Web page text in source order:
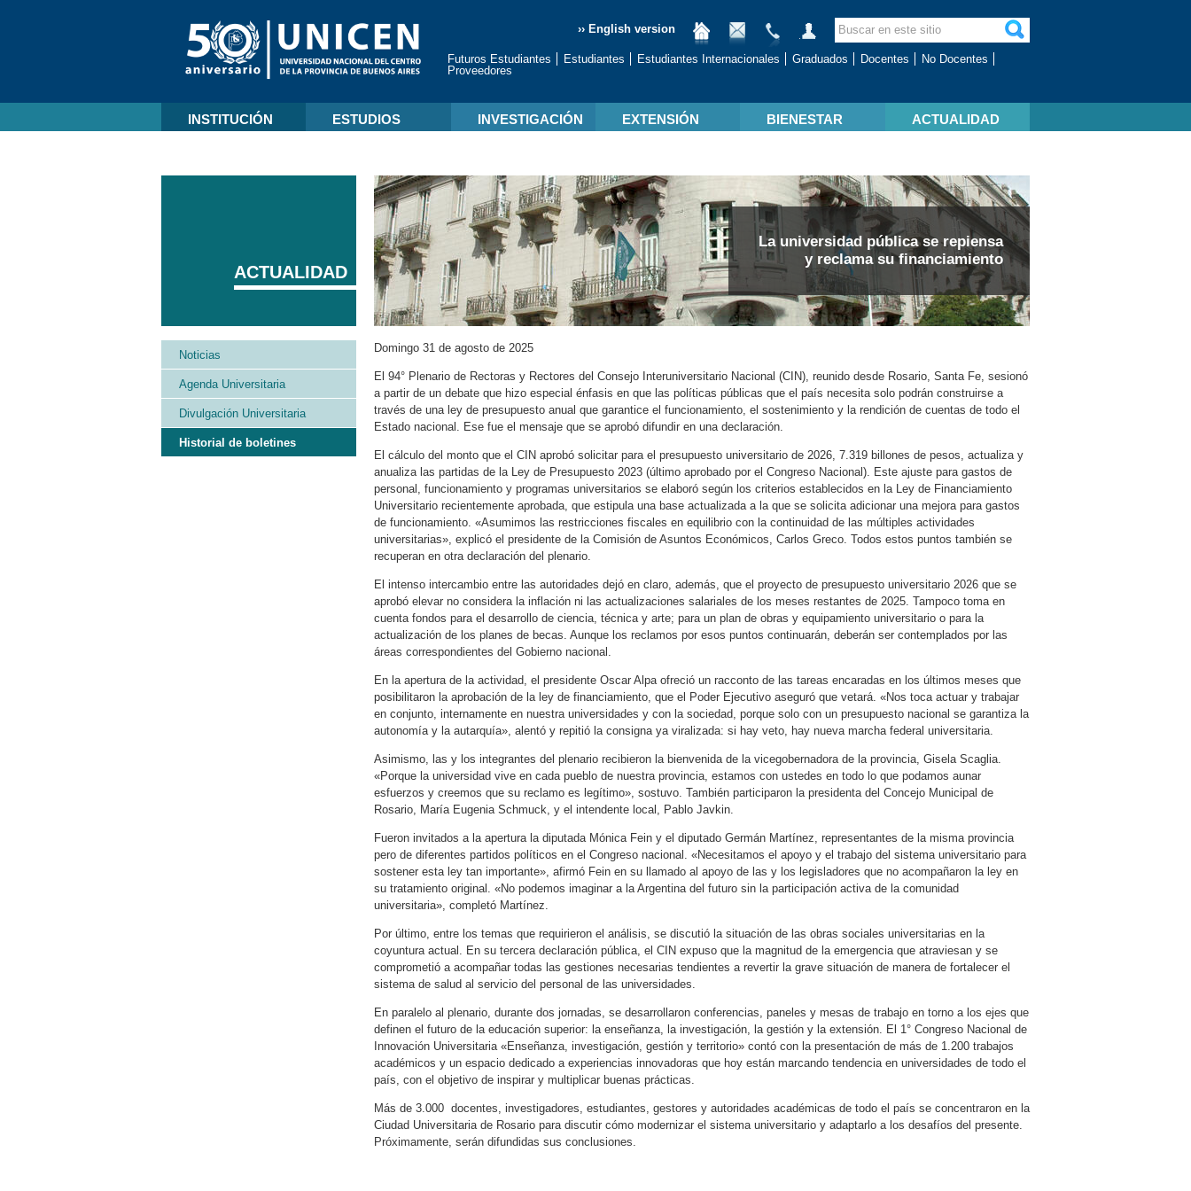
›› English version
Futuros Estudiantes Estudiantes Estudiantes Internacionales Graduados Docentes
No Docentes
Proveedores
INSTITUCIÓN ESTUDIOS INVESTIGACIÓN EXTENSIÓN BIENESTAR ACTUALIDAD
La universidad pública se repiensa
y reclama su financiamiento
Domingo 31 de agosto de 2025
El 94° Plenario de Rectoras y Rectores del Consejo Interuniversitario Nacional (CIN), reunido desde Rosario, Santa Fe, sesionó
a partir de un debate que hizo especial énfasis en que las políticas públicas que el país necesita solo podrán construirse a
través de una ley de presupuesto anual que garantice el funcionamiento, el sostenimiento y la rendición de cuentas de todo el
Estado nacional. Ese fue el mensaje que se aprobó difundir en una declaración.
El cálculo del monto que el CIN aprobó solicitar para el presupuesto universitario de 2026, 7.319 billones de pesos, actualiza y
anualiza las partidas de la Ley de Presupuesto 2023 (último aprobado por el Congreso Nacional). Este ajuste para gastos de
personal, funcionamiento y programas universitarios se elaboró según los criterios establecidos en la Ley de Financiamiento
Universitario recientemente aprobada, que estipula una base actualizada a la que se solicita adicionar una mejora para gastos
de funcionamiento. «Asumimos las restricciones fiscales en equilibrio con la continuidad de las múltiples actividades
universitarias», explicó el presidente de la Comisión de Asuntos Económicos, Carlos Greco. Todos estos puntos también se
recuperan en otra declaración del plenario.
El intenso intercambio entre las autoridades dejó en claro, además, que el proyecto de presupuesto universitario 2026 que se
aprobó elevar no considera la inflación ni las actualizaciones salariales de los meses restantes de 2025. Tampoco toma en
cuenta fondos para el desarrollo de ciencia, técnica y arte; para un plan de obras y equipamiento universitario o para la
actualización de los planes de becas. Aunque los reclamos por esos puntos continuarán, deberán ser contemplados por las
áreas correspondientes del Gobierno nacional.
En la apertura de la actividad, el presidente Oscar Alpa ofreció un racconto de las tareas encaradas en los últimos meses que
posibilitaron la aprobación de la ley de financiamiento, que el Poder Ejecutivo aseguró que vetará. «Nos toca actuar y trabajar
en conjunto, internamente en nuestra universidades y con la sociedad, porque solo con un presupuesto nacional se garantiza la
autonomía y la autarquía», alentó y repitió la consigna ya viralizada: si hay veto, hay nueva marcha federal universitaria.
Asimismo, las y los integrantes del plenario recibieron la bienvenida de la vicegobernadora de la provincia, Gisela Scaglia.
«Porque la universidad vive en cada pueblo de nuestra provincia, estamos con ustedes en todo lo que podamos aunar
esfuerzos y creemos que su reclamo es legítimo», sostuvo. También participaron la presidenta del Concejo Municipal de
Rosario, María Eugenia Schmuck, y el intendente local, Pablo Javkin.
Fueron invitados a la apertura la diputada Mónica Fein y el diputado Germán Martínez, representantes de la misma provincia
pero de diferentes partidos políticos en el Congreso nacional. «Necesitamos el apoyo y el trabajo del sistema universitario para
sostener esta ley tan importante», afirmó Fein en su llamado al apoyo de las y los legisladores que no acompañaron la ley en
su tratamiento original. «No podemos imaginar a la Argentina del futuro sin la participación activa de la comunidad
universitaria», completó Martínez.
Por último, entre los temas que requirieron el análisis, se discutió la situación de las obras sociales universitarias en la
coyuntura actual. En su tercera declaración pública, el CIN expuso que la magnitud de la emergencia que atraviesan y se
comprometió a acompañar todas las gestiones necesarias tendientes a revertir la grave situación de manera de fortalecer el
sistema de salud al servicio del personal de las universidades.
En paralelo al plenario, durante dos jornadas, se desarrollaron conferencias, paneles y mesas de trabajo en torno a los ejes que
definen el futuro de la educación superior: la enseñanza, la investigación, la gestión y la extensión. El 1° Congreso Nacional de
Innovación Universitaria «Enseñanza, investigación, gestión y territorio» contó con la presentación de más de 1.200 trabajos
académicos y un espacio dedicado a experiencias innovadoras que hoy están marcando tendencia en universidades de todo el
país, con el objetivo de inspirar y multiplicar buenas prácticas.
Más de 3.000 docentes, investigadores, estudiantes, gestores y autoridades académicas de todo el país se concentraron en la
Ciudad Universitaria de Rosario para discutir cómo modernizar el sistema universitario y adaptarlo a los desafíos del presente.
Próximamente, serán difundidas sus conclusiones.
ACTUALIDAD
Noticias
Agenda Universitaria
Divulgación Universitaria
Historial de boletines